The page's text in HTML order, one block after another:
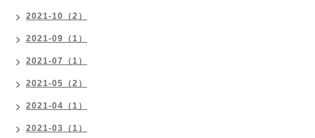
2021-10（2）
2021-09（1）
2021-07（1）
2021-05（2）
2021-04（1）
2021-03（1）